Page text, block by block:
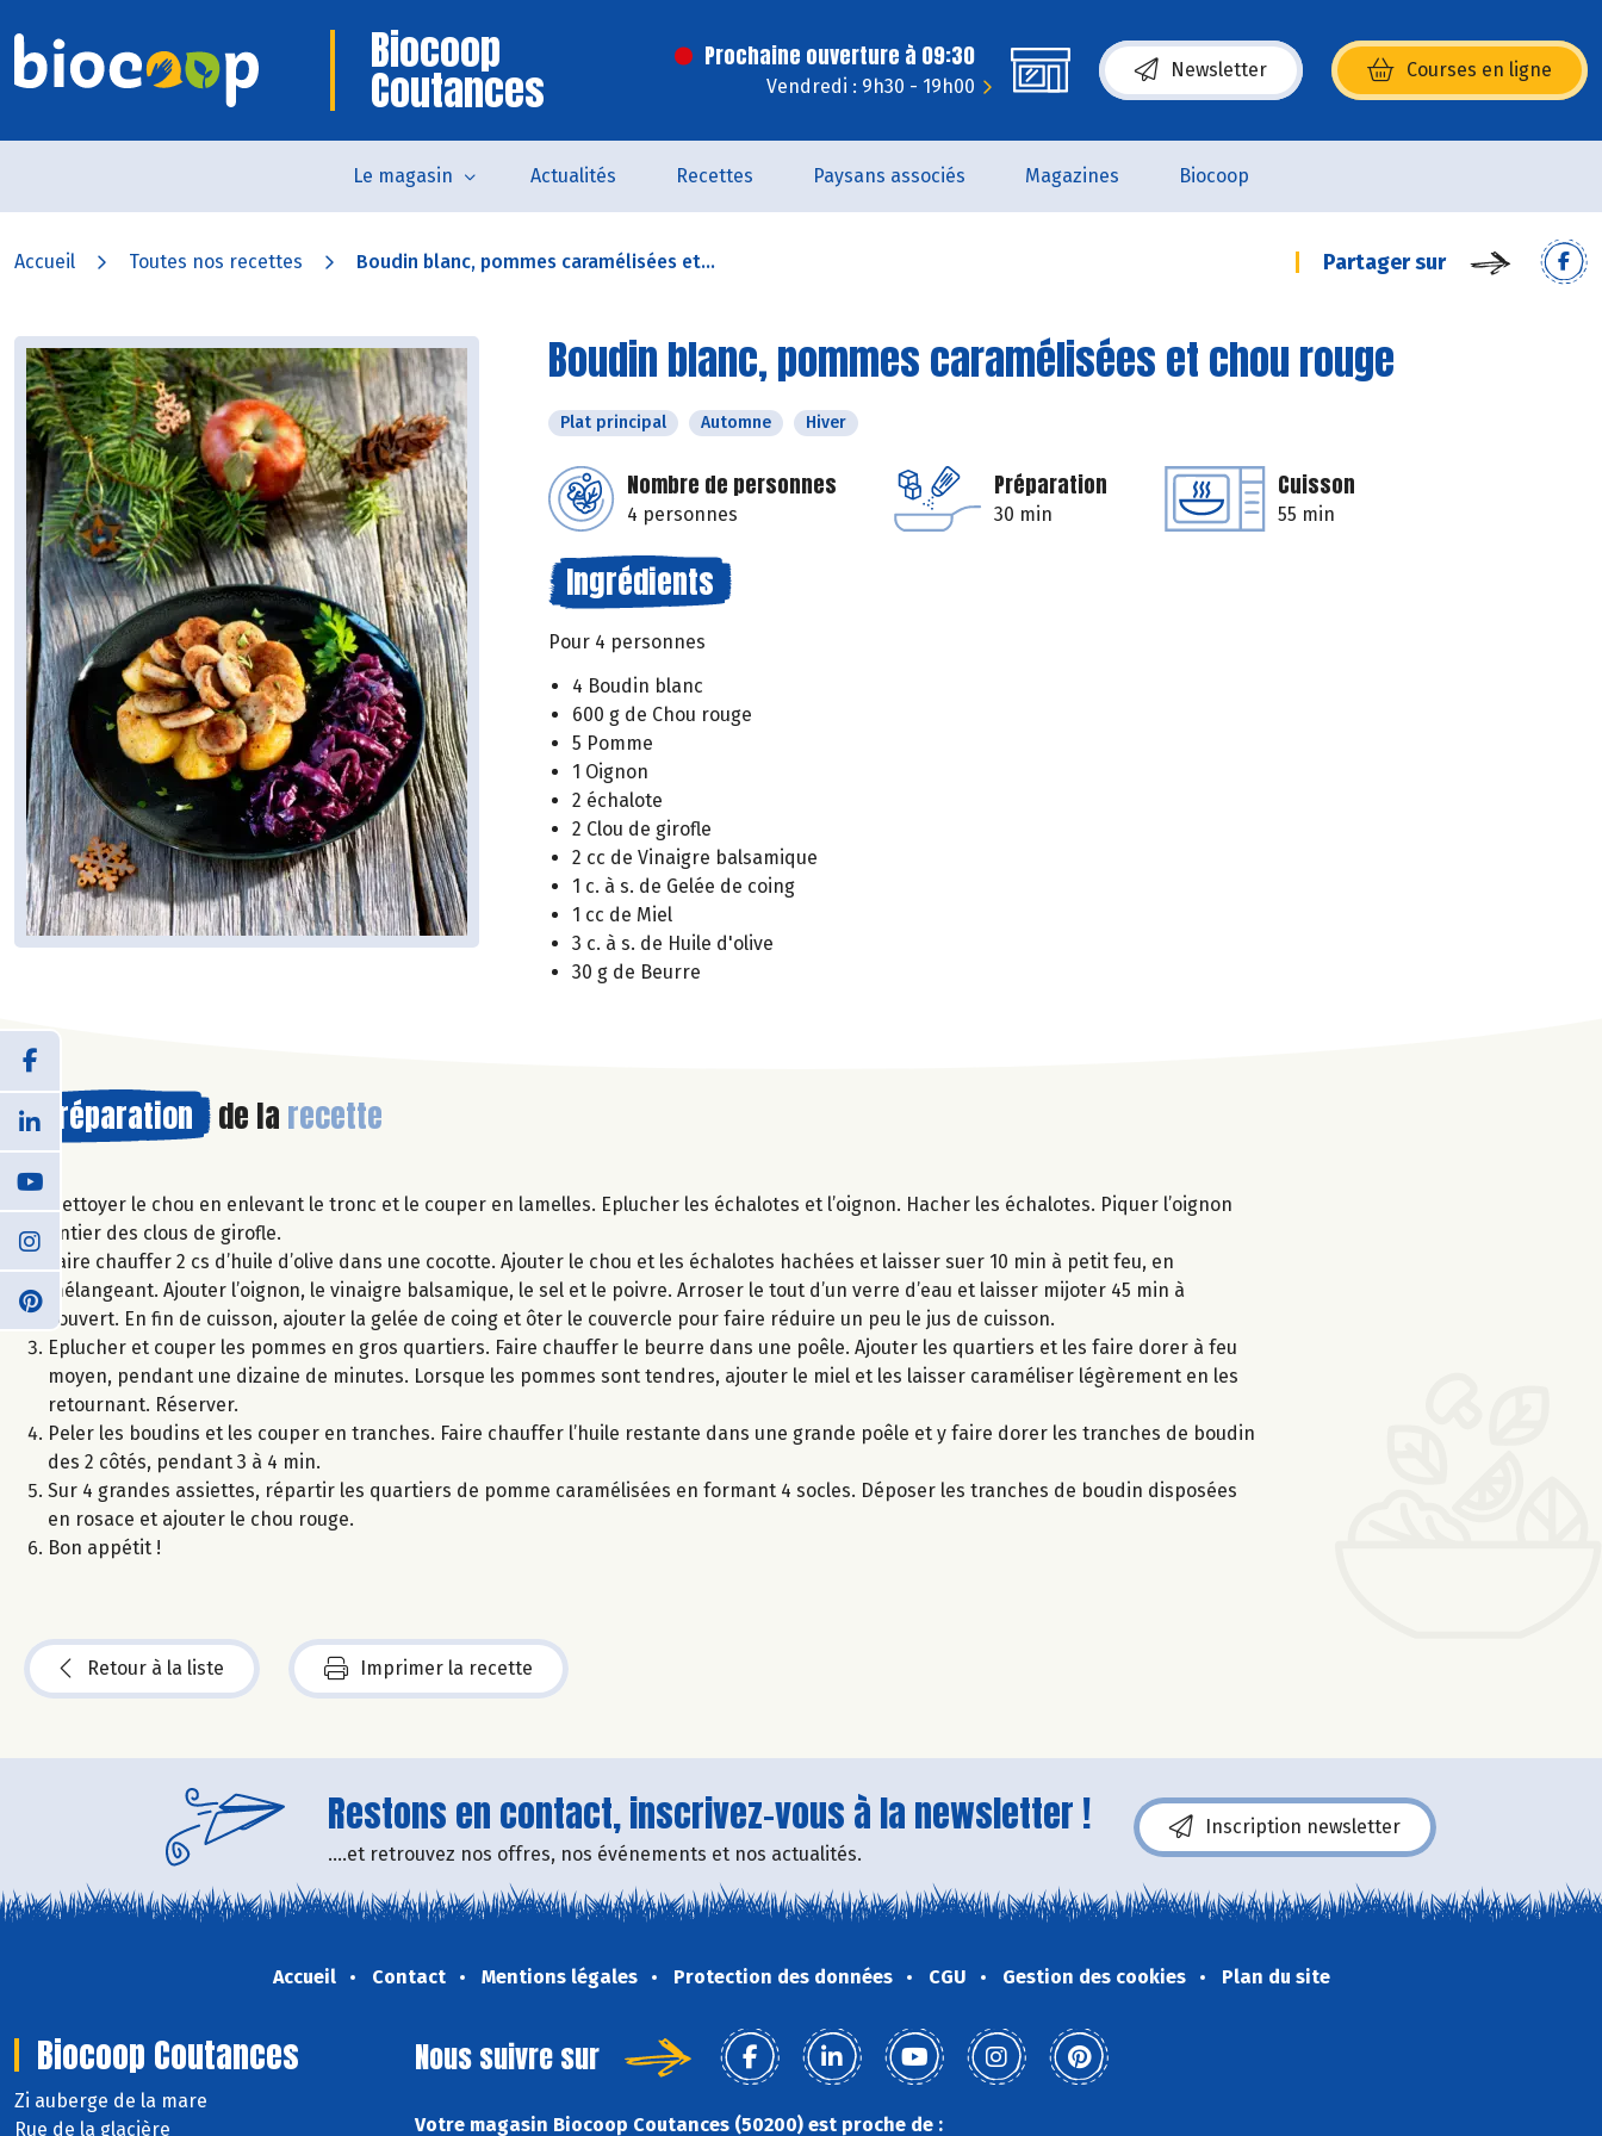
Biocoop
Coutances
Prochaine ouverture à 09:30
Vendredi : 9h30 - 19h00
Newsletter Courses en ligne
(s’ouvre dans une nouvelle fenêtre)
Le magasin Actualités Recettes Paysans associés Magazines Biocoop
Accueil Toutes nos recettes Boudin blanc, pommes caramélisées et... Partager sur
Boudin blanc, pommes caramélisées et chou rouge
Plat principal Automne Hiver
Nombre de personnes
4 personnes
Préparation
30 min
Cuisson
55 min
Ingrédients
Pour 4 personnes
4 Boudin blanc
600 g de Chou rouge
5 Pomme
1 Oignon
2 échalote
2 Clou de girofle
2 cc de Vinaigre balsamique
1 c. à s. de Gelée de coing
1 cc de Miel
3 c. à s. de Huile d'olive
30 g de Beurre
Préparation de la recette
Nettoyer le chou en enlevant le tronc et le couper en lamelles. Eplucher les échalotes et l’oignon. Hacher les échalotes. Piquer l’oignon
entier des clous de girofle.
Faire chauffer 2 cs d’huile d’olive dans une cocotte. Ajouter le chou et les échalotes hachées et laisser suer 10 min à petit feu, en
mélangeant. Ajouter l’oignon, le vinaigre balsamique, le sel et le poivre. Arroser le tout d’un verre d’eau et laisser mijoter 45 min à
couvert. En fin de cuisson, ajouter la gelée de coing et ôter le couvercle pour faire réduire un peu le jus de cuisson.
Eplucher et couper les pommes en gros quartiers. Faire chauffer le beurre dans une poêle. Ajouter les quartiers et les faire dorer à feu
moyen, pendant une dizaine de minutes. Lorsque les pommes sont tendres, ajouter le miel et les laisser caraméliser légèrement en les
retournant. Réserver.
Peler les boudins et les couper en tranches. Faire chauffer l’huile restante dans une grande poêle et y faire dorer les tranches de boudin
des 2 côtés, pendant 3 à 4 min.
Sur 4 grandes assiettes, répartir les quartiers de pomme caramélisées en formant 4 socles. Déposer les tranches de boudin disposées
en rosace et ajouter le chou rouge.
Bon appétit !
Retour à la liste Imprimer la recette
Restons en contact, inscrivez-vous à la newsletter !
....et retrouvez nos offres, nos événements et nos actualités.
Inscription newsletter
Accueil Contact Mentions légales Protection des données CGU Gestion des cookies Plan du site
Biocoop Coutances
Zi auberge de la mare
Rue de la glacière
Nous suivre sur
Votre magasin Biocoop Coutances (50200) est proche de :